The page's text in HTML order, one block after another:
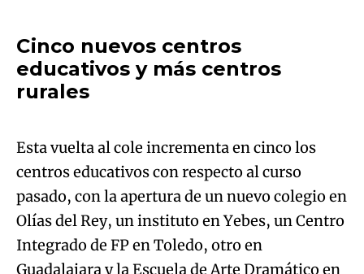
Try again
Cinco nuevos centros
educativos y más centros
rurales
Algo salió mal.
Try again
Esta vuelta al cole incrementa en cinco los
centros educativos con respecto al curso
pasado, con la apertura de un nuevo colegio en
Olías del Rey, un instituto en Yebes, un Centro
Integrado de FP en Toledo, otro en
Guadalajara y la Escuela de Arte Dramático en